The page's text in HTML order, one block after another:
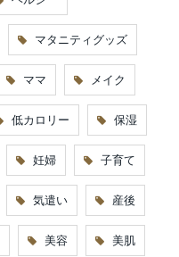
マタニティグッズ
ママ メイク
低カロリー 保湿
妊婦 子育て
気遣い 産後
美容 美肌